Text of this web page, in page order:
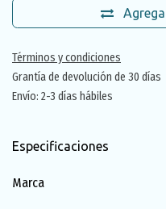
Términos y condiciones
Grantía de devolución de 30 días
Envío: 2-3 días hábiles
Especificaciones
Marca